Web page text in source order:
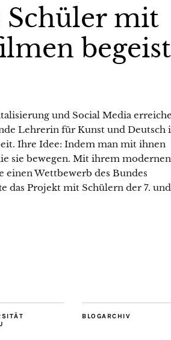
Schüler mit
und Social Media
Lehrerin für Kunst und Deutsch
Ihre Idee: Indem man mit ihnen
sie bewegen. Mit ihrem modernen
Wettbewerb des Bundes
das Projekt mit Schülern der 7.
BLOGARCHIV